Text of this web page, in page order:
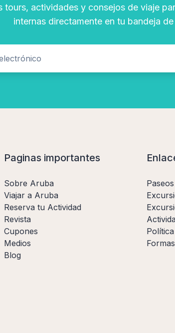
actividades y consejos de viaje
internas directamente en tu bandeja
Paginas importantes
Sobre Aruba
Viajar a Aruba
Reserva tu Actividad
Revista
Cupones
Medios
Blog